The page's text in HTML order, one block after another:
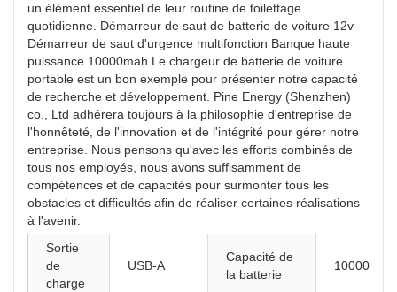
un élément essentiel de leur routine de toilettage
quotidienne. Démarreur de saut de batterie de voiture 12v
Démarreur de saut d'urgence multifonction Banque haute
puissance 10000mah Le chargeur de batterie de voiture
portable est un bon exemple pour présenter notre capacité
de recherche et développement. Pine Energy (Shenzhen)
co., Ltd adhérera toujours à la philosophie d'entreprise de
l'honnêteté, de l'innovation et de l'intégrité pour gérer notre
entreprise. Nous pensons qu'avec les efforts combinés de
tous nos employés, nous avons suffisamment de
compétences et de capacités pour surmonter tous les
obstacles et difficultés afin de réaliser certaines réalisations
à l'avenir.
Sortie
de
charge
USB-A
Capacité de
la batterie
10000mAh